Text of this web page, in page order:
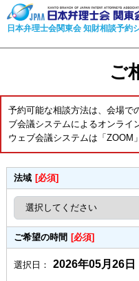
日本弁理士会関東会 知財相談予約
ご
予約可能な相談方法は、会場で
ブ会議システムによるオンライ
ウェブ会議システムは「ZOOM
法域 [必須]
ご希望の時間 [必須]
選択日： 2026年05月26日